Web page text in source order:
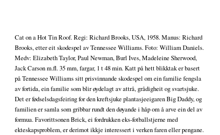
Cat on a Hot Tin Roof. Regi: Richard Brooks, USA, 1958. Manus: Richard
Brooks, etter eit skodespel av Tennessee Williams. Foto: William Daniels.
Medv: Elizabeth Taylor, Paul Newman, Burl Ives, Madeleine Sherwood,
Jack Carson m.fl. 35 mm, fargar, 1 t 48 min. Katt på hett blikktak er basert
på Tennessee Williams sitt prisvinnande skodespel om ein familie fengsla
av fortida, ein familie som blir øydelagt av attrå, grådigheit og svartsjuke.
Det er fødselsdagsfeiring for den kreftsjuke plantasjeeigaren Big Daddy, og
familien er samla som gribbar rundt den døyande i håp om å arve ein del av
formua. Favorittsonen Brick, ei fordrukken eks-fotballstjerne med
ekteskapsproblem, er derimot ikkje interessert i verken faren eller pengane.